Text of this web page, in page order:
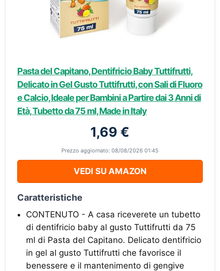
Pasta del Capitano, Dentifricio Baby Tuttifrutti,
Delicato in Gel Gusto Tuttifrutti, con Sali di Fluoro
e Calcio, Ideale per Bambini a Partire dai 3 Anni di
Età, Tubetto da 75 ml, Made in Italy
1,69 €
Prezzo aggiornato: 08/08/2026 01:45
VEDI SU AMAZON
Caratteristiche
CONTENUTO - A casa riceverete un tubetto
di dentifricio baby al gusto Tuttifrutti da 75
ml di Pasta del Capitano. Delicato dentifricio
in gel al gusto Tuttifrutti che favorisce il
benessere e il mantenimento di gengive